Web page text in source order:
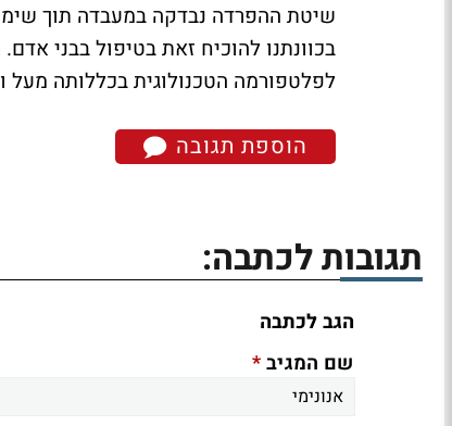
שיטת ההפרדה נבדקה במעבדה תוך
בכוונתנו להוכיח זאת בטיפול בבני
לפלטפורמה הטכנולוגית בכללותה מעל
הוספת תגובה
תגובות לכתבה:
הגב לכתבה
שם המגיב*